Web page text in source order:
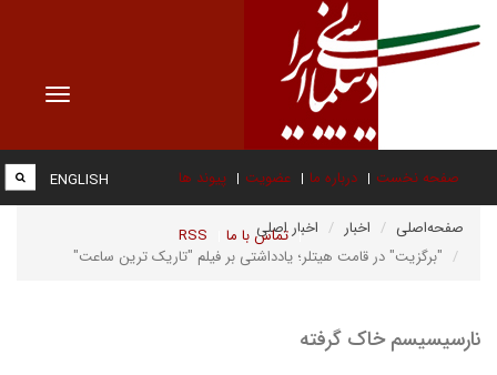
Toggle
صفحه نخست درباره ما عضویت پیوند ها
تماس با ما RSS
ENGLISH
صفحه‌اصلی اخبار
اخبار اصلی
"برگزیت" در قامت هیتلر؛ یادداشتی بر فیلم "تاریک ترین ساعت"
نارسیسیسم خاک گرفته